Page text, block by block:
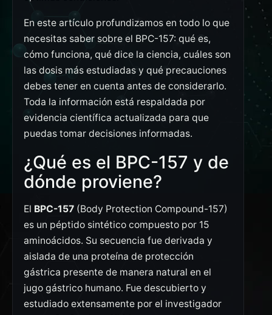
En este artículo profundizamos en todo lo que
necesitas saber sobre el BPC-157: qué es,
cómo funciona, qué dice la ciencia, cuáles son
las dosis más estudiadas y qué precauciones
debes tener en cuenta antes de considerarlo.
Toda la información está respaldada por
evidencia científica actualizada para que
puedas tomar decisiones informadas.
¿Qué es el BPC-157 y de
dónde proviene?
El BPC-157 (Body Protection Compound-157)
es un péptido sintético compuesto por 15
aminoácidos. Su secuencia fue derivada y
aislada de una proteína de protección
gástrica presente de manera natural en el
jugo gástrico humano. Fue descubierto y
estudiado extensamente por el investigador